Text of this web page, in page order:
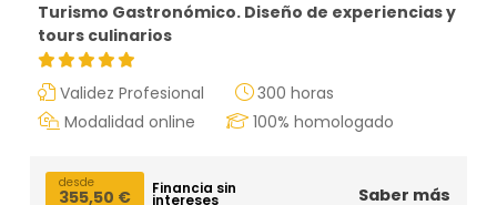
Turismo Gastronómico. Diseño de experiencias y
tours culinarios
Validez Profesional
300 horas
Modalidad online
100% homologado
desde
355,50 € Financia sin
intereses Saber más